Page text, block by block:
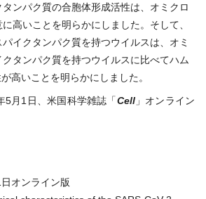
ンパク質の合胞体形成活性は、オミクロ
高いことを明らかにしました。そして、
イクタンパク質を持つウイルスは、オミ
タンパク質を持つウイルスに比べてハム
高いことを明らかにしました。
月1日、米国科学雑誌「Cell」オンライン
日オンライン版